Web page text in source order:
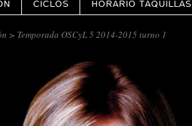
CICLOS HORARIO TAQUILLAS
> Temporada OSCyL 5 2014-2015 turno 1